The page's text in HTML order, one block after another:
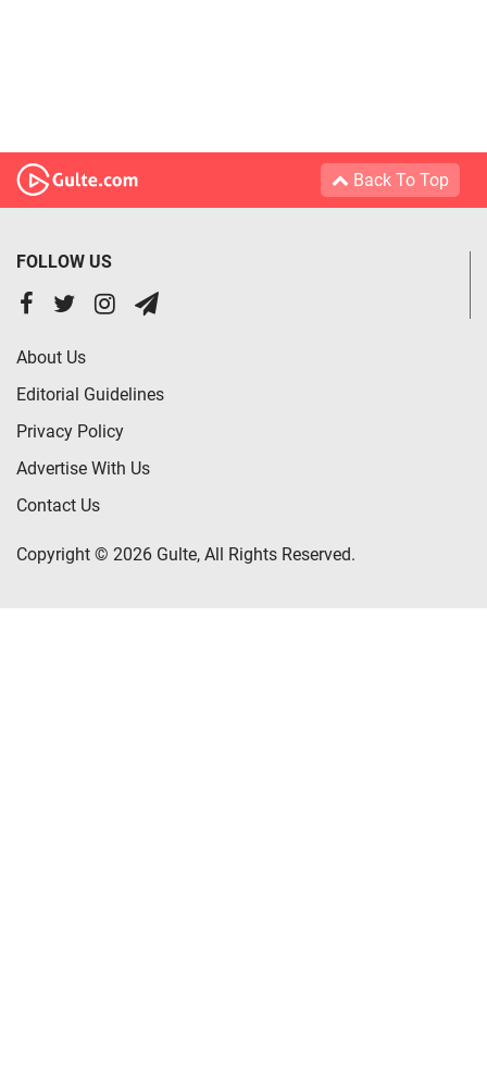
Back To Top
FOLLOW US
About Us
Editorial Guidelines
Privacy Policy
Advertise With Us
Contact Us
Copyright © 2026 Gulte, All Rights Reserved.